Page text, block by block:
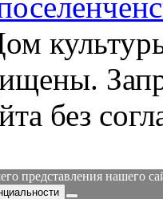
без
представления нашего